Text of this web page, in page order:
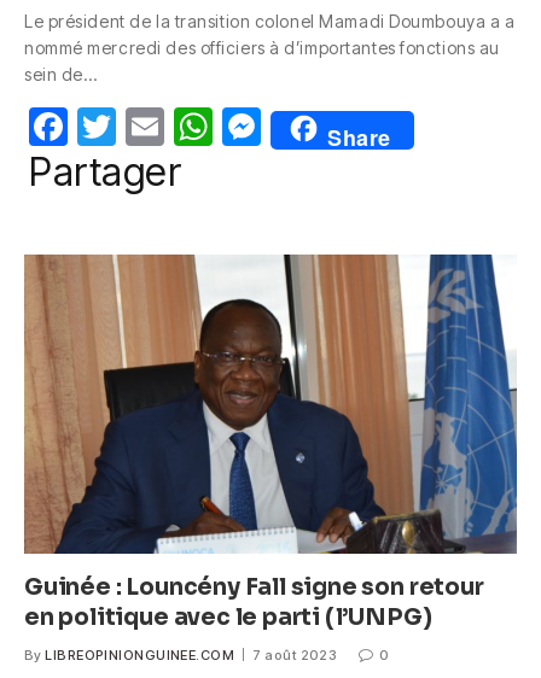
e
b
o
o
k
er
s
p
p
e
g
er
Le président de la transition colonel Mamadi Doumbouya a a
nommé mercredi des officiers à d’importantes fonctions au
sein de…
F
a
e
o
o
k
T
w
itt
er
E
m
W
p
p
M
e
e
g
er
Share
Partager
Guinée : Louncény Fall signe son retour
en politique avec le parti (l’UNPG)
By LIBREOPINIONGUINEE.COM 7 août 2023 0